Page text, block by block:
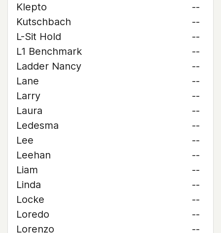
Klepto
--
Kutschbach
--
L-Sit Hold
--
L1 Benchmark
--
Ladder Nancy
--
Lane
--
Larry
--
Laura
--
Ledesma
--
Lee
--
Leehan
--
Liam
--
Linda
--
Locke
--
Loredo
--
Lorenzo
--